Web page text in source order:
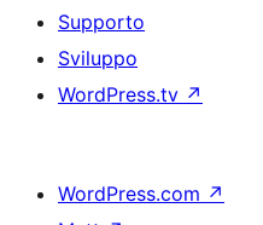
Supporto
Sviluppo
WordPress.tv ↗
WordPress.com ↗